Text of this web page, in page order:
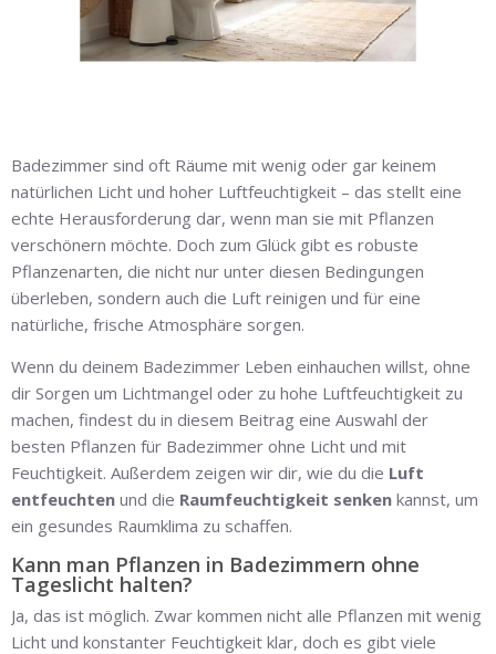
Badezimmer sind oft Räume mit wenig oder gar keinem
natürlichen Licht und hoher Luftfeuchtigkeit – das stellt eine
echte Herausforderung dar, wenn man sie mit Pflanzen
verschönern möchte. Doch zum Glück gibt es robuste
Pflanzenarten, die nicht nur unter diesen Bedingungen
überleben, sondern auch die Luft reinigen und für eine
natürliche, frische Atmosphäre sorgen.
Wenn du deinem Badezimmer Leben einhauchen willst, ohne
dir Sorgen um Lichtmangel oder zu hohe Luftfeuchtigkeit zu
machen, findest du in diesem Beitrag eine Auswahl der
besten Pflanzen für Badezimmer ohne Licht und mit
Feuchtigkeit. Außerdem zeigen wir dir, wie du die Luft
entfeuchten und die Raumfeuchtigkeit senken kannst, um
ein gesundes Raumklima zu schaffen.
Kann man Pflanzen in Badezimmern ohne
Tageslicht halten?
Ja, das ist möglich. Zwar kommen nicht alle Pflanzen mit wenig
Licht und konstanter Feuchtigkeit klar, doch es gibt viele